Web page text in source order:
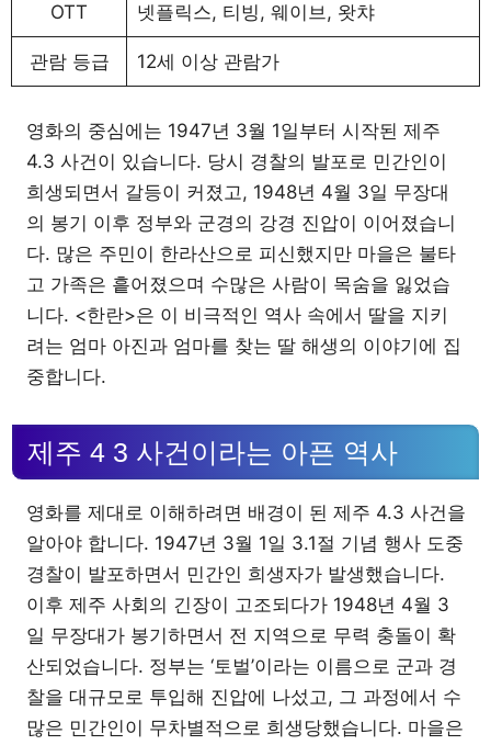
OTT 넷플릭스, 티빙, 웨이브, 왓챠
관람 등급 12세 이상 관람가
영화의 중심에는 1947년 3월 1일부터 시작된 제주
4.3 사건이 있습니다. 당시 경찰의 발포로 민간인이
희생되면서 갈등이 커졌고, 1948년 4월 3일 무장대
의 봉기 이후 정부와 군경의 강경 진압이 이어졌습니
다. 많은 주민이 한라산으로 피신했지만 마을은 불타
고 가족은 흩어졌으며 수많은 사람이 목숨을 잃었습
니다. <한란>은 이 비극적인 역사 속에서 딸을 지키
려는 엄마 아진과 엄마를 찾는 딸 해생의 이야기에 집
중합니다.
제주 4 3 사건이라는 아픈 역사
영화를 제대로 이해하려면 배경이 된 제주 4.3 사건을
알아야 합니다. 1947년 3월 1일 3.1절 기념 행사 도중
경찰이 발포하면서 민간인 희생자가 발생했습니다.
이후 제주 사회의 긴장이 고조되다가 1948년 4월 3
일 무장대가 봉기하면서 전 지역으로 무력 충돌이 확
산되었습니다. 정부는 ‘토벌’이라는 이름으로 군과 경
찰을 대규모로 투입해 진압에 나섰고, 그 과정에서 수
많은 민간인이 무차별적으로 희생당했습니다. 마을은